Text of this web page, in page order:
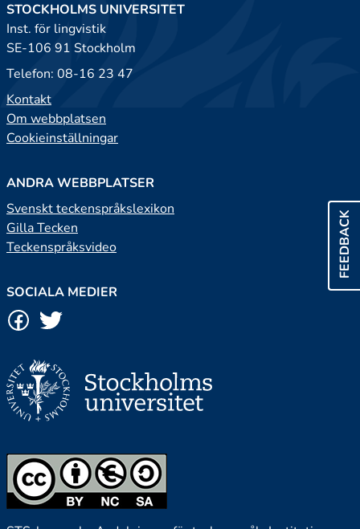
FEEDBACK
STOCKHOLMS UNIVERSITET
Inst. för lingvistik
SE-106 91 Stockholm
Telefon: 08-16 23 47
Kontakt
Om webbplatsen
Cookieinställningar
ANDRA WEBBPLATSER
Svenskt teckenspråkslexikon
Gilla Tecken
Teckenspråksvideo
SOCIALA MEDIER